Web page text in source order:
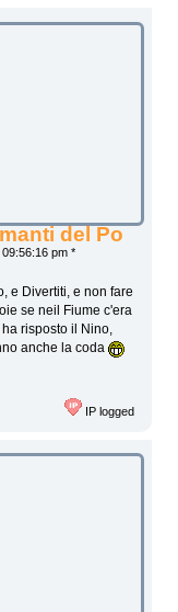
del Po
pm *
e Divertiti, e non fare
se neil Fiume c'era
risposto il Nino,
anche la coda
IP logged